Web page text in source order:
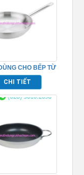
CHO BẾP TỪ
INOX – TP696211
CHI TIẾT